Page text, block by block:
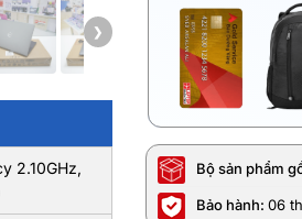
❯
2.10GHz,
Bộ sản phẩm
Bảo hành: 06